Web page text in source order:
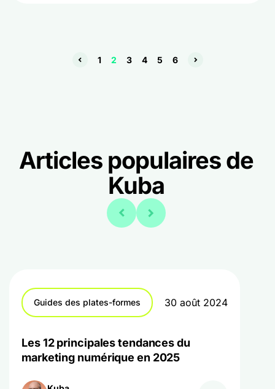
1 2 3 4 5 6
Articles populaires de
Kuba
Guides des plates-formes 30 août 2024
Les 12 principales tendances du
marketing numérique en 2025